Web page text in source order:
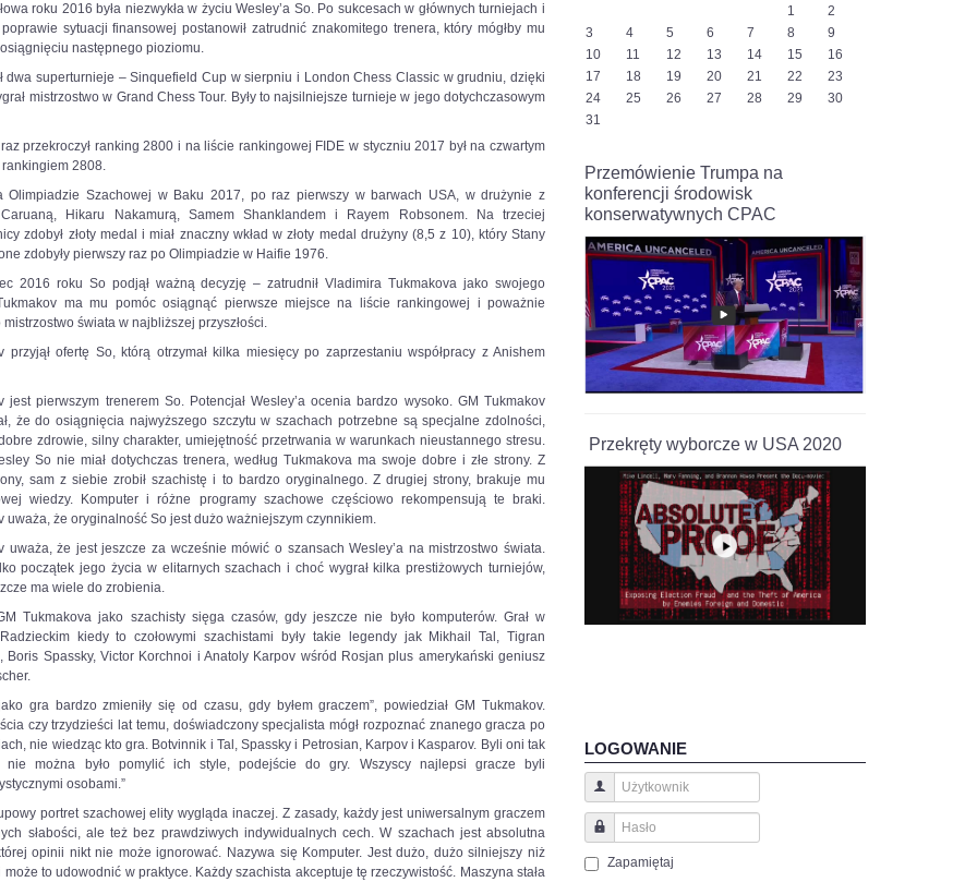
roku 2016 była niezwykła w życiu Wesley’a So. Po sukcesach w głównych turniejach i
sytuacji finansowej postanowił zatrudnić znakomitego trenera, który mógłby mu
następnego pioziomu.
dwa superturnieje – Sinquefield Cup w sierpniu i London Chess Classic w grudniu, dzięki
mistrzostwo w Grand Chess Tour. Były to najsilniejsze turnieje w jego dotychczasowym
przekroczył ranking 2800 i na liście rankingowej FIDE w styczniu 2017 był na czwartym
2808.
Olimpiadzie Szachowej w Baku 2017, po raz pierwszy w barwach USA, w drużynie z
Hikaru Nakamurą, Samem Shanklandem i Rayem Robsonem. Na trzeciej
zdobył złoty medal i miał znaczny wkład w złoty medal drużyny (8,5 z 10), który Stany
zdobyły pierwszy raz po Olimpiadzie w Haifie 1976.
2016 roku So podjął ważną decyzję – zatrudnił Vladimira Tukmakova jako swojego
ma mu pomóc osiągnąć pierwsze miejsce na liście rankingowej i poważnie
mistrzostwo świata w najbliższej przyszłości.
przyjął ofertę So, którą otrzymał kilka miesięcy po zaprzestaniu współpracy z Anishem
jest pierwszym trenerem So. Potencjał Wesley’a ocenia bardzo wysoko. GM Tukmakov
że do osiągnięcia najwyższego szczytu w szachach potrzebne są specjalne zdolności,
zdrowie, silny charakter, umiejętność przetrwania w warunkach nieustannego stresu.
So nie miał dotychczas trenera, według Tukmakova ma swoje dobre i złe strony. Z
sam z siebie zrobił szachistę i to bardzo oryginalnego. Z drugiej strony, brakuje mu
wiedzy. Komputer i różne programy szachowe częściowo rekompensują te braki.
uważa, że oryginalność So jest dużo ważniejszym czynnikiem.
uważa, że jest jeszcze za wcześnie mówić o szansach Wesley’a na mistrzostwo świata.
początek jego życia w elitarnych szachach i choć wygrał kilka prestiżowych turniejów,
ma wiele do zrobienia.
Tukmakova jako szachisty sięga czasów, gdy jeszcze nie było komputerów. Grał w
kiedy to czołowymi szachistami były takie legendy jak Mikhail Tal, Tigran
Boris Spassky, Victor Korchnoi i Anatoly Karpov wśród Rosjan plus amerykański geniusz
gra bardzo zmieniły się od czasu, gdy byłem graczem”, powiedział GM Tukmakov.
czy trzydzieści lat temu, doświadczony specjalista mógł rozpoznać znanego gracza po
nie wiedząc kto gra. Botvinnik i Tal, Spassky i Petrosian, Karpov i Kasparov. Byli oni tak
nie można było pomylić ich style, podejście do gry. Wszyscy najlepsi gracze byli
osobami.”
portret szachowej elity wygląda inaczej. Z zasady, każdy jest uniwersalnym graczem
słabości, ale też bez prawdziwych indywidualnych cech. W szachach jest absolutna
opinii nikt nie może ignorować. Nazywa się Komputer. Jest dużo, dużo silniejszy niż
może to udowodnić w praktyce. Każdy szachista akceptuje tę rzeczywistość. Maszyna stała
1
2
3
4 5 6 7 8
9
10
11 12 13 14 15
16
17
18 19 20 21 22
23
24
25 26 27 28 29
30
31
Przemówienie Trumpa na
konferencji środowisk
konserwatywnych CPAC
Przekręty wyborcze w USA 2020
LOGOWANIE
Użytkownik
Hasło
Zapamiętaj